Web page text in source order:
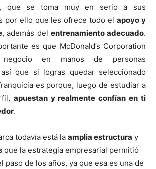
, que se toma muy en serio a sus
por ello que les ofrece todo elapoyo y
, además del entrenamiento adecuado.
es que McDonald’s Corporation
en manos de personas
que si logras quedar seleccionado
es porque, luego de estudiar a
apuestan y realmente confían en ti
.
todavía está la amplia estructura y
que la estrategia empresarial permitió
paso de los años, ya que esa es una de